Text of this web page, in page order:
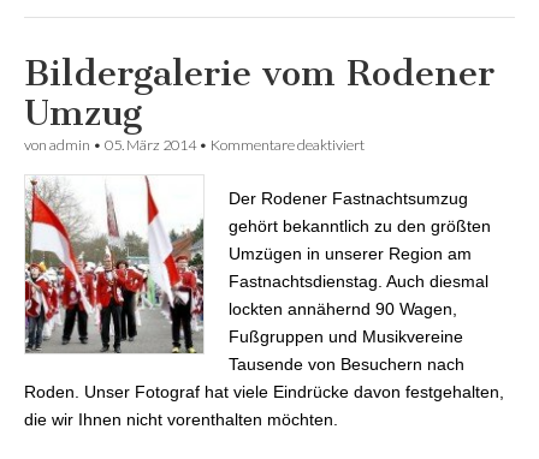
Bildergalerie vom Rodener
Umzug
von admin • 05. März 2014• Kommentare deaktiviert
Der Rodener Fastnachtsumzug
gehört bekanntlich zu den größten
Umzügen in unserer Region am
Fastnachtsdienstag. Auch diesmal
lockten annähernd 90 Wagen,
Fußgruppen und Musikvereine
Tausende von Besuchern nach
Roden. Unser Fotograf hat viele Eindrücke davon festgehalten,
die wir Ihnen nicht vorenthalten möchten.